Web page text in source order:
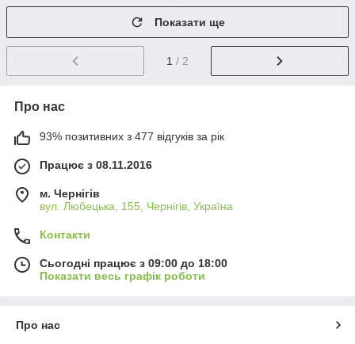
Показати ще
1 / 2
Про нас
93% позитивних з 477 відгуків за рік
Працює з 08.11.2016
м. Чернігів
вул. Любецька, 155, Чернігів, Україна
Контакти
Сьогодні працює з 09:00 до 18:00
Показати весь графік роботи
Про нас